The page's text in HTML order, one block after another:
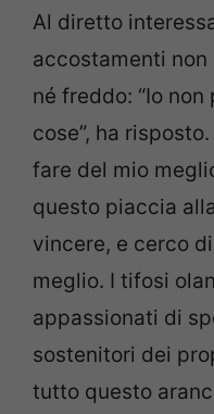
Al diretto
accostamenti
né freddo: “Io
cose”, ha
fare del mio
questo piaccia
vincere, e cerco
meglio. I tifosi
appassionati di
sostenitori dei
tutto questo